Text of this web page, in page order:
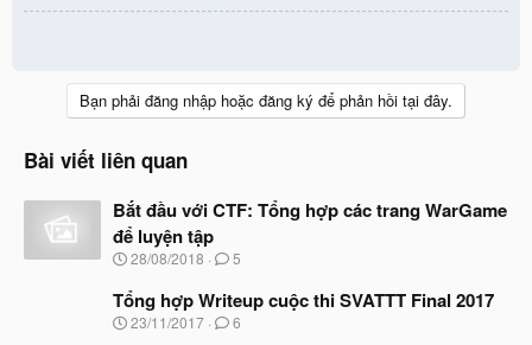
Bạn phải đăng nhập hoặc đăng ký để phản hồi tại đây.
Bài viết liên quan
Bắt đầu với CTF: Tổng hợp các trang WarGame
để luyện tập
N
à
y
b
28/08/2018 5
Tổng hợp Writeup cuộc thi SVATTT Final 2017
N
23/11/2017 6